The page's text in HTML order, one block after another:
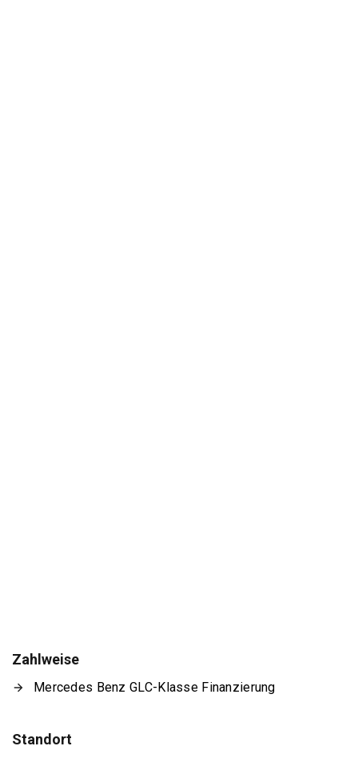
Zahlweise
Mercedes Benz GLC-Klasse Finanzierung
Standort